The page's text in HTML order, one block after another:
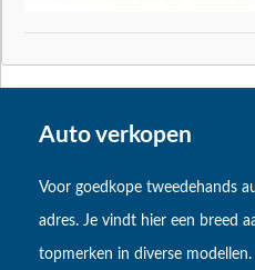
Auto verkopen
Voor goedkope tweedehands
adres. Je vindt hier een breed
topmerken in diverse